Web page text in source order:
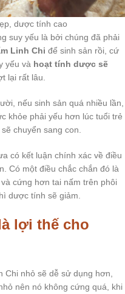
dược tính cao
suy yếu là bởi chúng đã phải
Linh Chi để sinh sản rồi, cứ
yếu và hoạt tính dược sẽ
lại rất lâu.
nếu sinh sản quá nhiều lần,
khỏe phải yếu hơn lúc tuổi trẻ
chuyển sang con.
có kết luận chính xác về điều
Có một điều chắc chắn đó là
cứng hơn tai nấm trên phôi
dược tính sẽ giảm.
lợi thế cho
Chi nhỏ sẽ dễ sử dụng hơn,
nên nó không cứng quá, khi